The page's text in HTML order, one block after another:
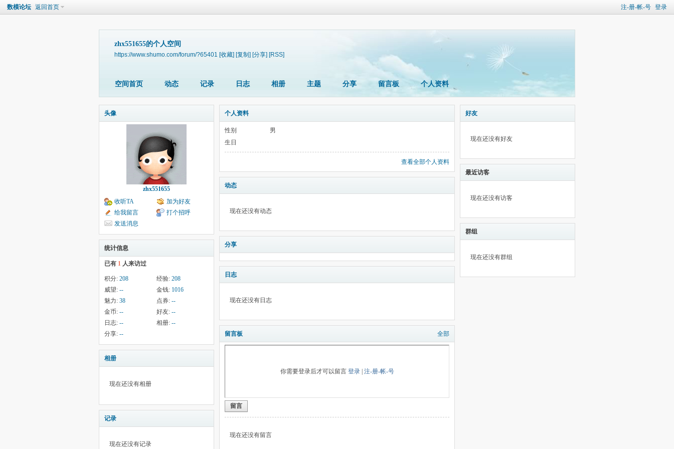
注-册-帐-号 登录
数模论坛 返回首页
zhx551655的个人空间
https://www.shumo.com/forum/?65401 [收藏] [复制] [分享] [RSS]
空间首页 动态 记录 日志 相册 主题 分享 留言板 个人资料
头像
zhx551655
收听TA
加为好友
给我留言
打个招呼
发送消息
统计信息
已有 1 人来访过
积分: 208 经验: 208
威望: -- 金钱: 1016
魅力: 38 点券: --
金币: -- 好友: --
日志: -- 相册: --
分享: --
相册
现在还没有相册
记录
现在还没有记录
个人资料
性别
男
生日
查看全部个人资料
动态
现在还没有动态
分享
日志
现在还没有日志
留言板 全部
你需要登录后才可以留言 登录| 注-册-帐-号
留言
现在还没有留言
好友
现在还没有好友
最近访客
现在还没有访客
群组
现在还没有群组